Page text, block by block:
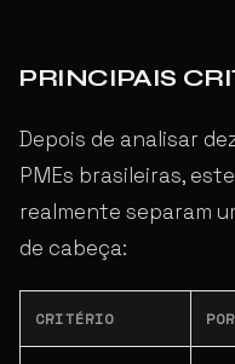
PRINCIPAIS
Depois de analisar
PMEs brasileiras,
realmente separam
de cabeça:
CRITÉRIO